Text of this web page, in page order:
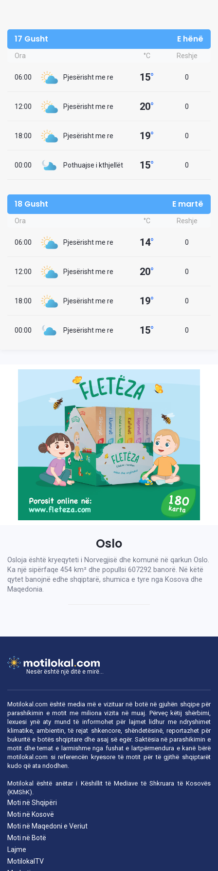
17 Gusht E hënë
Ora °C Reshje
06:00 Pjesërisht me re 15° 0
12:00 Pjesërisht me re 20° 0
18:00 Pjesërisht me re 19° 0
00:00 Pothuajse i kthjellët 15° 0
18 Gusht E martë
Ora °C Reshje
06:00 Pjesërisht me re 14° 0
12:00 Pjesërisht me re 20° 0
18:00 Pjesërisht me re 19° 0
00:00 Pjesërisht me re 15° 0
Oslo
Osloja është kryeqyteti i Norvegjisë dhe komunë në qarkun Oslo.
Ka një sipërfaqe 454 km² dhe popullsi 607292 banorë. Në këtë
qytet banojnë edhe shqiptarë, shumica e tyre nga Kosova dhe
Maqedonia.
Nesër është një ditë e mirë...
Motilokal.com është media më e vizituar në botë në gjuhën shqipe për
parashikimin e motit me miliona vizita në muaj. Përveç këtij shërbimi,
lexuesi ynë aty mund të informohet për lajmet lidhur me ndryshimet
klimatike, ambientin, të rejat shkencore, shëndetësinë, reportazhet për
bukuritë e botës shqiptare dhe asaj së egër. Saktësia në parashikimin e
motit dhe temat e larmishme nga fushat e lartpërmendura e kanë bërë
motilokal.com si referencën kryesore të motit për të gjithë shqiptarët
kudo që ata ndodhen.
Motilokal është anëtar i Këshillit të Mediave të Shkruara të Kosovës
(KMShK).
Moti në Shqipëri
Moti në Kosovë
Moti në Maqedoni e Veriut
Moti në Botë
Lajme
MotilokalTV